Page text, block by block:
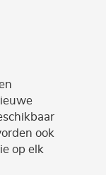
ook
op elk